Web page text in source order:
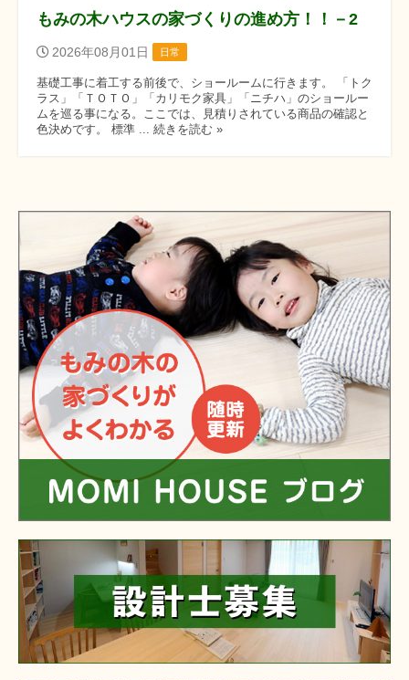
もみの木ハウスの家づくりの進め方！！－2
2026年08月01日 日常
基礎工事に着工する前後で、ショールームに行きます。 「トク
ラス」「ＴＯＴＯ」「カリモク家具」「ニチハ」のショールー
ムを巡る事になる。ここでは、見積りされている商品の確認と
色決めです。 標準 ... 続きを読む »